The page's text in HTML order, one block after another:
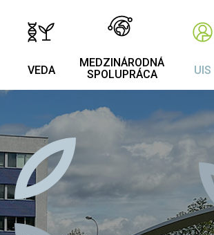
VEDA
MEDZINÁRODNÁ
SPOLUPRÁCA
UIS